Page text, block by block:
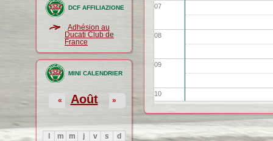
DCF AFFILIAZIONE
Adhésion au
Ducati Club de
France
MINI CALENDRIER
Août
« »
m m j v s
d
07
08
09
10
11